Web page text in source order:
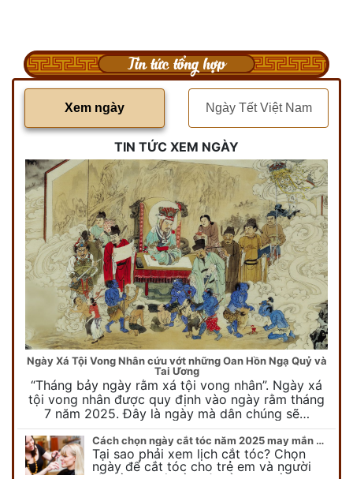
Tin tức tổng hợp
Xem ngày Ngày Tết Việt Nam
TIN TỨC XEM NGÀY
Ngày Xá Tội Vong Nhân cứu vớt những Oan Hồn Ngạ Quỷ và
Tai Ương
“Tháng bảy ngày rằm xá tội vong nhân”. Ngày xá
tội vong nhân được quy định vào ngày rằm tháng
7 năm 2025. Đây là ngày mà dân chúng sẽ…
Cách chọn ngày cắt tóc năm 2025 may mắn cho cả trẻ em và người lớn
Tại sao phải xem lịch cắt tóc? Chọn
ngày để cắt tóc cho trẻ em và người